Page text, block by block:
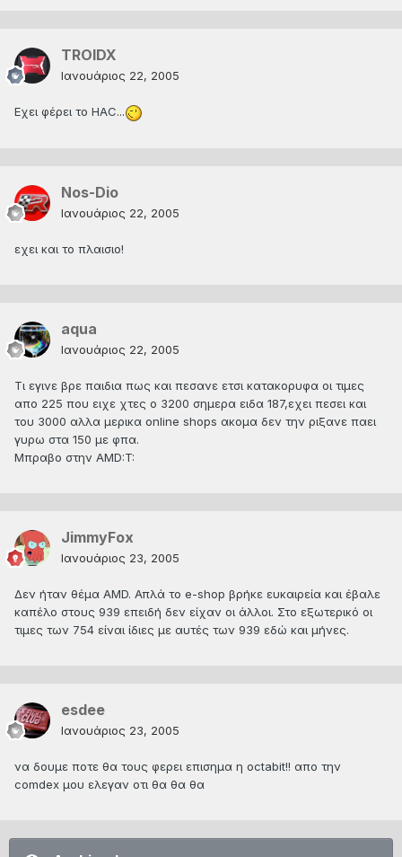
TROIDX
Ιανουάριος 22, 2005
Εχει φέρει το HAC...
Nos-Dio
Ιανουάριος 22, 2005
εχει και το πλαισιο!
aqua
Ιανουάριος 22, 2005
Τι εγινε βρε παιδια πως και πεσανε ετσι κατακορυφα οι τιμες
απο 225 που ειχε χτες ο 3200 σημερα ειδα 187,εχει πεσει και
του 3000 αλλα μερικα online shops ακομα δεν την ριξανε παει
γυρω στα 150 με φπα.
Μπραβο στην AMD:T:
JimmyFox
Ιανουάριος 23, 2005
Δεν ήταν θέμα AMD. Απλά το e-shop βρήκε ευκαιρεία και έβαλε
καπέλο στους 939 επειδή δεν είχαν οι άλλοι. Στο εξωτερικό οι
τιμες των 754 είναι ίδιες με αυτές των 939 εδώ και μήνες.
esdee
Ιανουάριος 23, 2005
να δουμε ποτε θα τους φερει επισημα η octabit!! απο την
comdex μου ελεγαν οτι θα θα θα